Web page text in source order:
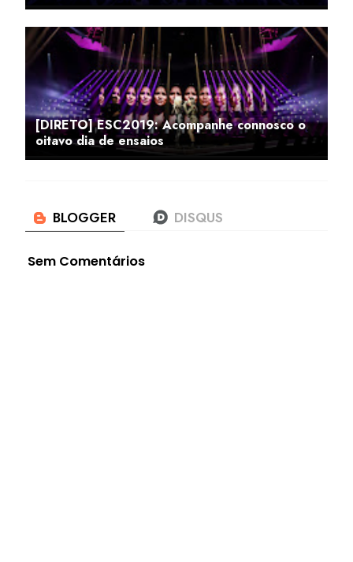
[DIRETO] ESC2019: Acompanhe connosco o
oitavo dia de ensaios
Sem Comentários